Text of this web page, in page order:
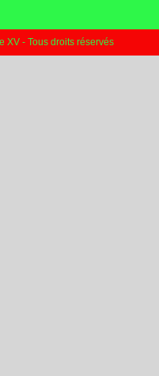
XV - Tous droits réservés